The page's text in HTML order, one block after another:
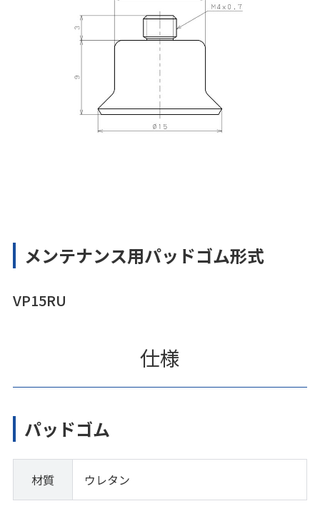
メンテナンス用パッドゴム形式
VP15RU
仕様
パッドゴム
材質 ウレタン